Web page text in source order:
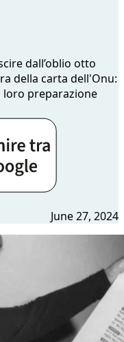
dall’oblio otto
della carta dell'Onu:
loro preparazione
June 27, 2024